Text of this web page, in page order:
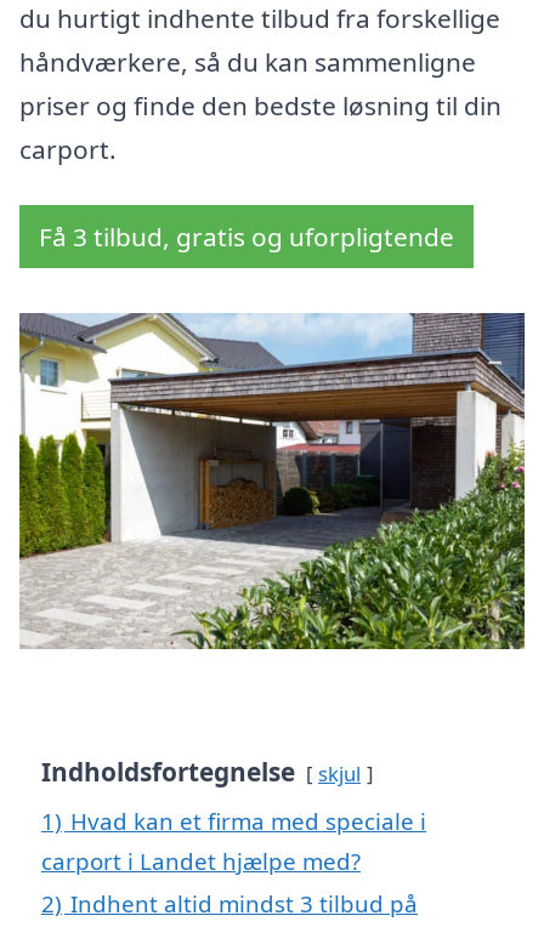
du hurtigt indhente tilbud fra forskellige
håndværkere, så du kan sammenligne
priser og finde den bedste løsning til din
carport.
Få 3 tilbud, gratis og uforpligtende
Indholdsfortegnelse skjul
1) Hvad kan et firma med speciale i
carport i Landet hjælpe med?
2) Indhent altid mindst 3 tilbud på